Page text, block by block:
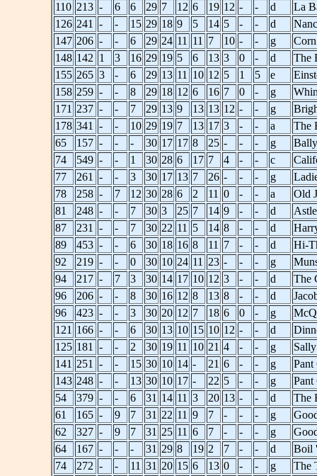
110 213 - 6 6 29 7 12 6 19 12 - - d
La
126 241 - - 15 29 18 9 5 14 5 - - d
147 206 - - 6 29 24 11 11 7 10 - - g
148 142 1 3 16 29 19 5 6 13 3 0 - d
The
155 265 3 - 6 29 13 11 10 12 5 1 5 e
158 259 - - 8 29 18 12 6 16 7 0 - g
171 237 - - 7 29 13 9 13 13 12 - - g
178 341 - - 10 29 19 7 13 17 3 - - a
The
65
157 - - - 30 17 17 8 25 - - - g
74
549 - - 1 30 28 6 17 7 4 - - c
77
261 - - 3 30 17 13 7 26 - - - g
78
258 - 7 12 30 28 6 2 11 0 - - a
Old
81
248 - - 7 30 3 25 7 14 9 - - d
87
231 - - 7 30 22 11 5 14 8 - - d
89
453 - - 6 30 18 16 8 11 7 - - d
Hi-
92
219 - - 0 30 10 24 11 23 - - - g
94
217 - 7 3 30 14 17 10 12 3 - - d
The
96
206 - - 8 30 16 12 8 13 8 - - d
96
423 - - 3 30 20 12 7 18 6 0 - g
121 166 - - 6 30 13 10 15 10 12 - - d
125 181 - - 2 30 19 11 10 21 4 - - g
141 251 - - 15 30 10 14 - 21 6 - - g
Pant
143 248 - - 13 30 10 17 - 22 5 - - g
Pant
54
379 - - 6 31 14 11 3 20 13 - - d
The
61
165 - 9 7 31 22 11 9 7 - - - g
62
327 - 9 7 31 25 11 6 7 - - - g
64
167 - - - 31 29 8 19 2 7 - - d
Boil
74
272 - - 11 31 20 15 6 13 0 - - g
The